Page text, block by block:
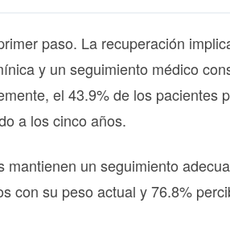
paso. La recuperación
y un seguimiento médico
el 43.9% de los pacientes
a los cinco años.
mantienen un seguimiento
con su peso actual y 76.8%